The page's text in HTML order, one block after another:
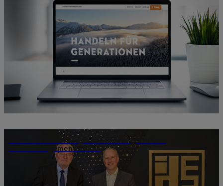
Hartmut Fischer ist „Beste Führungskraft im
Ideenmanagement 2025“